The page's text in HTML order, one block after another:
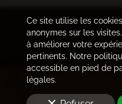
Ce site utilise les
anonymes sur les
à améliorer votre
pertinents. Notre
accessible en pied de
légales.